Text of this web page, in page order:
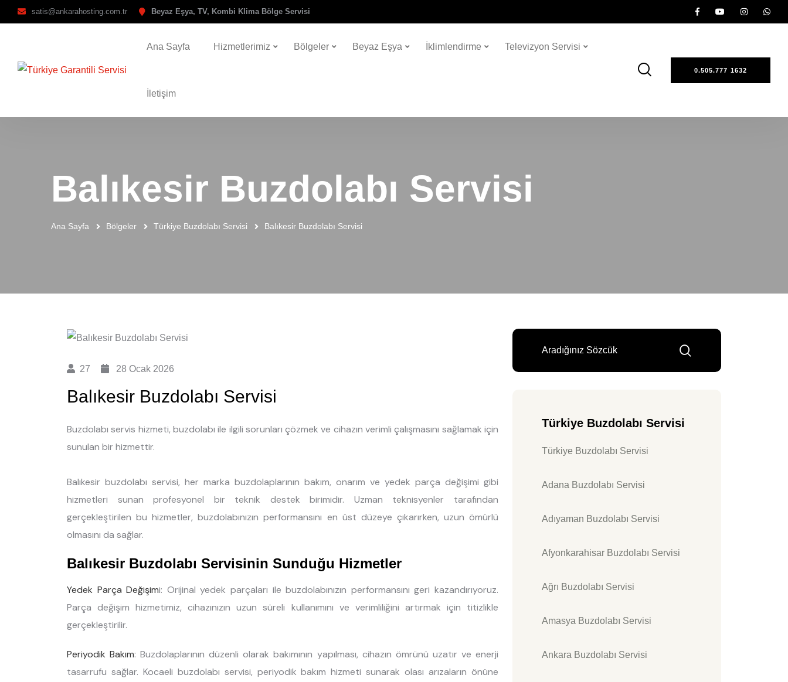
satis@ankarahosting.com.tr Beyaz Eşya, TV, Kombi Klima Bölge Servisi
Ana Sayfa Hizmetlerimiz Bölgeler Beyaz Eşya İklimlendirme Televizyon Servisi
İletişim
0.505.777 1632
Balıkesir Buzdolabı Servisi
Ana Sayfa Bölgeler Türkiye Buzdolabı Servisi Balıkesir Buzdolabı Servisi
27 28 Ocak 2026
Balıkesir Buzdolabı Servisi
Buzdolabı servis hizmeti, buzdolabı ile ilgili sorunları çözmek ve cihazın verimli çalışmasını sağlamak için
sunulan bir hizmettir.
Balıkesir buzdolabı servisi, her marka buzdolaplarının bakım, onarım ve yedek parça değişimi gibi
hizmetleri sunan profesyonel bir teknik destek birimidir. Uzman teknisyenler tarafından
gerçekleştirilen bu hizmetler, buzdolabınızın performansını en üst düzeye çıkarırken, uzun ömürlü
olmasını da sağlar.
Balıkesir Buzdolabı Servisinin Sunduğu Hizmetler
Yedek Parça Değişimi: Orijinal yedek parçaları ile buzdolabınızın performansını geri kazandırıyoruz.
Parça değişim hizmetimiz, cihazınızın uzun süreli kullanımını ve verimliliğini artırmak için titizlikle
gerçekleştirilir.
Periyodik Bakım: Buzdolaplarının düzenli olarak bakımının yapılması, cihazın ömrünü uzatır ve enerji
tasarrufu sağlar. Kocaeli buzdolabı servisi, periyodik bakım hizmeti sunarak olası arızaların önüne
Türkiye Buzdolabı Servisi
Türkiye Buzdolabı Servisi
Adana Buzdolabı Servisi
Adıyaman Buzdolabı Servisi
Afyonkarahisar Buzdolabı Servisi
Ağrı Buzdolabı Servisi
Amasya Buzdolabı Servisi
Ankara Buzdolabı Servisi